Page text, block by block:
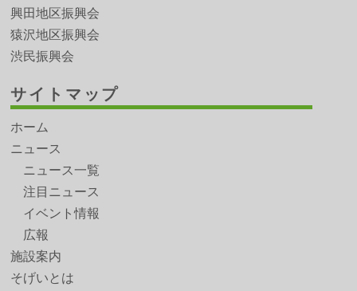
興田地区振興会
猿沢地区振興会
渋民振興会
サイトマップ
ホーム
ニュース
ニュース一覧
注目ニュース
イベント情報
広報
施設案内
そげいとは